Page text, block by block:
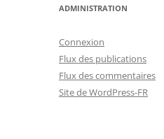
ADMINISTRATION
Connexion
Flux des publications
Flux des commentaires
Site de WordPress-FR